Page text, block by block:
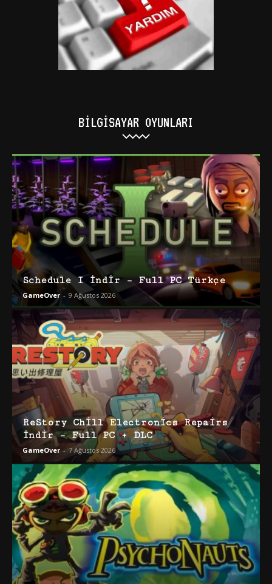
BILGISAYAR OYUNLARI
Schedule I İndir – Full PC Türkçe
GameOver - 9 Ağustos 2026
ReStory Chill Electronics Repairs
İndir – Full PC + DLC
GameOver - 7 Ağustos 2026